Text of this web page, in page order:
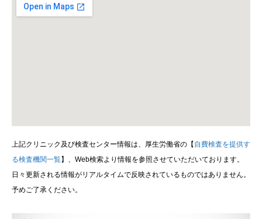
上記クリニック及び検査センター情報は、厚生労働省の【 自費検査を提供す
る検査機関一覧】、Web検索より情報を参照させていただいております。
日々更新される情報がリアルタイムで反映されているものではありません。
予めご了承ください。